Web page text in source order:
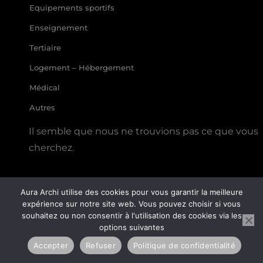
Equipements sportifs
Enseignement
Tertiaire
Logement – Hébergement
Médical
Autres
Il semble que nous ne trouvions pas ce que vous
cherchez.
Aura Archi utilise des cookies pour vous garantir la meilleure
expérience sur notre site web. Vous pouvez choisir si vous
souhaitez ou non consentir à l'utilisation des cookies via les
options suivantes
Accepter
Refuser Politique de confidentialité